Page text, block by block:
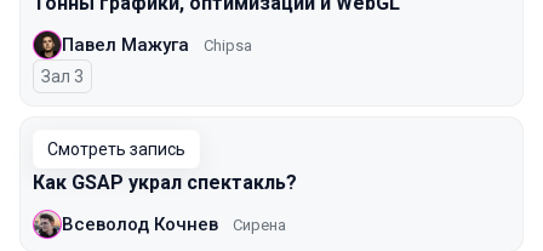
Павел Мажуга Chipsa
Зал 3
Смотреть запись
Как GSAP украл спектакль?
Всеволод Кочнев Сирена